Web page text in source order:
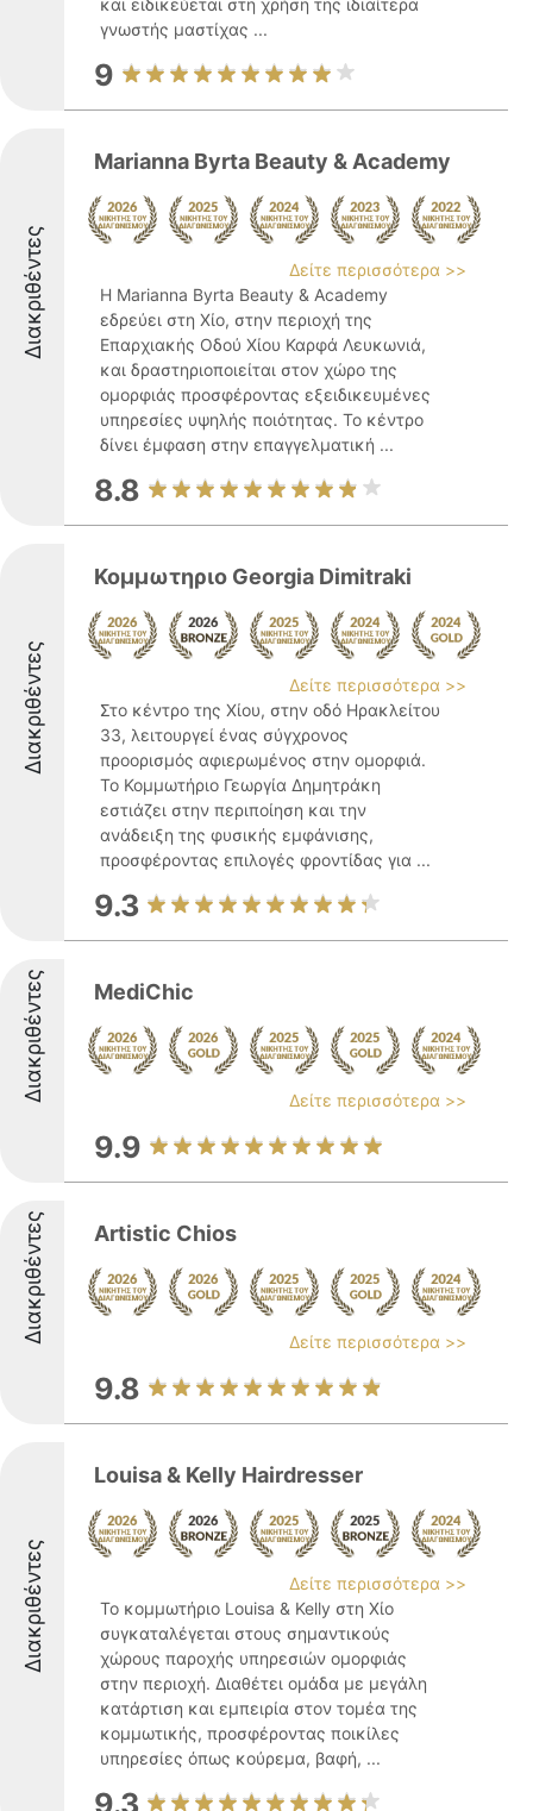
και ειδικεύεται στη χρήση της ιδιαίτερα
γνωστής μαστίχας ...
9
Διακριθέντες
Marianna Byrta Beauty & Academy
Δείτε περισσότερα >>
Η Marianna Byrta Beauty & Academy
εδρεύει στη Χίο, στην περιοχή της
Επαρχιακής Οδού Χίου Καρφά Λευκωνιά,
και δραστηριοποιείται στον χώρο της
ομορφιάς προσφέροντας εξειδικευμένες
υπηρεσίες υψηλής ποιότητας. Το κέντρο
δίνει έμφαση στην επαγγελματική ...
8.8
Διακριθέντες
Κομμωτηριο Geοrgia Dimitraki
Δείτε περισσότερα >>
Στο κέντρο της Χίου, στην οδό Ηρακλείτου
33, λειτουργεί ένας σύγχρονος
προορισμός αφιερωμένος στην ομορφιά.
Το Κομμωτήριο Γεωργία Δημητράκη
εστιάζει στην περιποίηση και την
ανάδειξη της φυσικής εμφάνισης,
προσφέροντας επιλογές φροντίδας για ...
9.3
Διακριθέντες MediChic
Δείτε περισσότερα >>
9.9
Διακριθέντες Artistic Chios
Δείτε περισσότερα >>
9.8
Διακριθέντες
Louisa & Kelly Hairdresser
Δείτε περισσότερα >>
Το κομμωτήριο Louisa & Kelly στη Χίο
συγκαταλέγεται στους σημαντικούς
χώρους παροχής υπηρεσιών ομορφιάς
στην περιοχή. Διαθέτει ομάδα με μεγάλη
κατάρτιση και εμπειρία στον τομέα της
κομμωτικής, προσφέροντας ποικίλες
υπηρεσίες όπως κούρεμα, βαφή, ...
9.3